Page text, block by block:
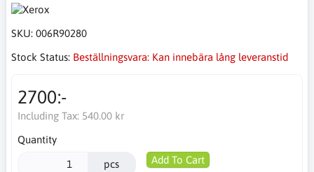
SKU: 006R90280
Stock Status: Beställningsvara: Kan innebära lång leveranstid
2700:-
Including Tax: 540.00 kr
Quantity
pcs Add To Cart